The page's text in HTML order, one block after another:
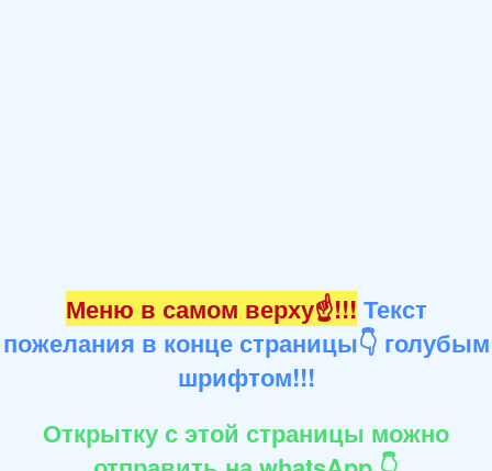
Меню в самом верху☝!!! Текст
пожелания в конце страницы👇 голубым
шрифтом!!!
Открытку с этой страницы можно